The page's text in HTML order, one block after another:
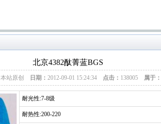
北京4382酞菁蓝BGS
本站原创 日期： 2012-09-01 15:24:34 点击： 138005 属于：
耐光性:7-8级
耐热性:200-220